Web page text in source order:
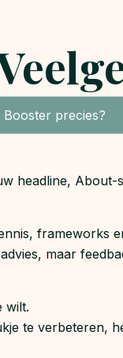
precies?
headline,
frameworks
maar
wilt.
te verbeteren,